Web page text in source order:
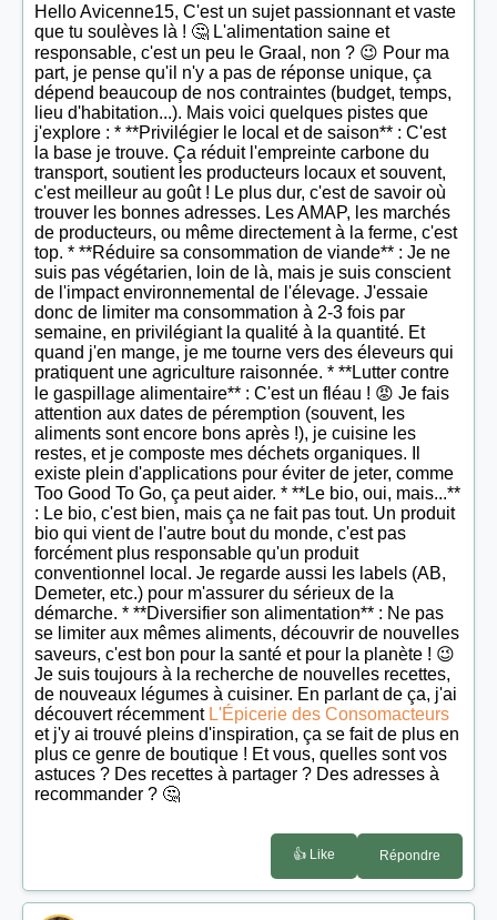
Hello Avicenne15, C'est un sujet passionnant et vaste
que tu soulèves là ! 🤔 L'alimentation saine et
responsable, c'est un peu le Graal, non ? 😉 Pour ma
part, je pense qu'il n'y a pas de réponse unique, ça
dépend beaucoup de nos contraintes (budget, temps,
lieu d'habitation...). Mais voici quelques pistes que
j'explore : * **Privilégier le local et de saison** : C'est
la base je trouve. Ça réduit l'empreinte carbone du
transport, soutient les producteurs locaux et souvent,
c'est meilleur au goût ! Le plus dur, c'est de savoir où
trouver les bonnes adresses. Les AMAP, les marchés
de producteurs, ou même directement à la ferme, c'est
top. * **Réduire sa consommation de viande** : Je ne
suis pas végétarien, loin de là, mais je suis conscient
de l'impact environnemental de l'élevage. J'essaie
donc de limiter ma consommation à 2-3 fois par
semaine, en privilégiant la qualité à la quantité. Et
quand j'en mange, je me tourne vers des éleveurs qui
pratiquent une agriculture raisonnée. * **Lutter contre
le gaspillage alimentaire** : C'est un fléau ! 😡 Je fais
attention aux dates de péremption (souvent, les
aliments sont encore bons après !), je cuisine les
restes, et je composte mes déchets organiques. Il
existe plein d'applications pour éviter de jeter, comme
Too Good To Go, ça peut aider. * **Le bio, oui, mais...**
: Le bio, c'est bien, mais ça ne fait pas tout. Un produit
bio qui vient de l'autre bout du monde, c'est pas
forcément plus responsable qu'un produit
conventionnel local. Je regarde aussi les labels (AB,
Demeter, etc.) pour m'assurer du sérieux de la
démarche. * **Diversifier son alimentation** : Ne pas
se limiter aux mêmes aliments, découvrir de nouvelles
saveurs, c'est bon pour la santé et pour la planète ! 😉
Je suis toujours à la recherche de nouvelles recettes,
de nouveaux légumes à cuisiner. En parlant de ça, j'ai
découvert récemment L'Épicerie des Consomacteurs
et j'y ai trouvé pleins d'inspiration, ça se fait de plus en
plus ce genre de boutique ! Et vous, quelles sont vos
astuces ? Des recettes à partager ? Des adresses à
recommander ? 🤔
👍 Like Répondre